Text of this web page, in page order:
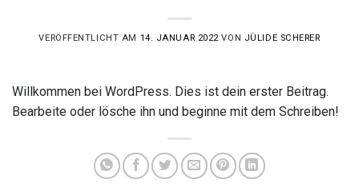
VERÖFFENTLICHT AM 14. JANUAR 2022 VON JÜLIDE SCHERER
Willkommen bei WordPress. Dies ist dein erster Beitrag.
Bearbeite oder lösche ihn und beginne mit dem Schreiben!